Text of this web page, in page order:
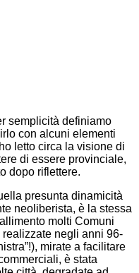
semplicità definiamo
con alcuni elementi
letto circa la visione di
di essere provinciale,
dopo riflettere.
presunta dinamicità
neoliberista, è la stessa
molti Comuni
negli anni 96-
mirate a facilitare
è stata